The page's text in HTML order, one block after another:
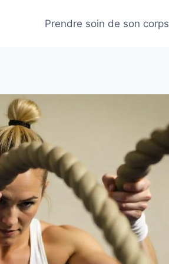
Prendre soin de son corps